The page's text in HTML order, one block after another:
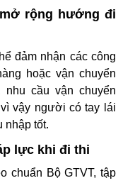
rộng hướng đi
đảm nhận các công
hoặc vận chuyển
nhu cầu vận chuyển
vậy người có tay lái
nhập tốt.
lực khi đi thi
chuẩn Bộ GTVT, tập